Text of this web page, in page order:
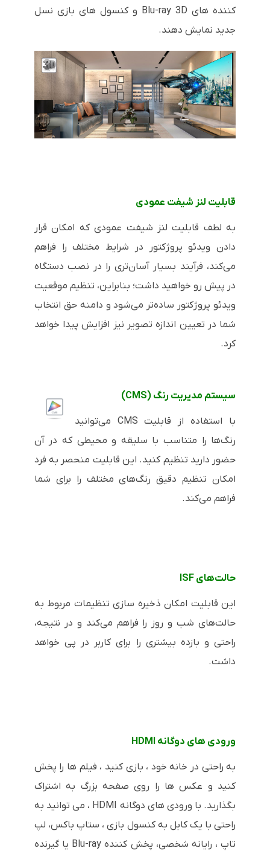
کننده های Blu-ray 3D و کنسول های بازی نسل
جدید نمایش دهند.
قابلیت لنز شیفت عمودی
به لطف قابلیت لنز شیفت عمودی که امکان قرار
دادن ویدئو پروژکتور در شرایط مختلف را فراهم
می‌کند، فرآیند بسیار آسان‌تری را در نصب دستگاه
در پیش رو خواهید داشت؛ بنابراین، تنظیم موقعیت
ویدئو پروژکتور ساده‌تر می‌شود و دامنه حق انتخاب
شما در تعیین اندازه تصویر نیز افزایش پیدا خواهد
کرد.
سیستم مدیریت رنگ (CMS
)
با استفاده از قابلیت CMS می‌توانید
رنگ‌ها را متناسب با سلیقه و محیطی که در آن
حضور دارید تنظیم کنید. این قابلیت منحصر به فرد
امکان تنظیم دقیق رنگ‌های مختلف را برای شما
فراهم می‌کند.
حالت‌های ISF
این قابلیت امکان ذخیره سازی تنظیمات مربوط به
حالت‌های شب و روز را فراهم می‌کند و در نتیجه،
راحتی و بازده بیشتری را برای کاربر در پی خواهد
داشت.
ورودی های دوگانه HDMI
به راحتی در خانه خود ، بازی کنید ، فیلم ها را پخش
کنید و عکس ها را روی صفحه بزرگ به اشتراک
بگذارید. با ورودی های دوگانه HDMI ، می توانید به
راحتی با یک کابل به کنسول بازی ، ستاپ باکس، لپ
تاپ ، رایانه شخصی، پخش کننده Blu-ray یا گیرنده